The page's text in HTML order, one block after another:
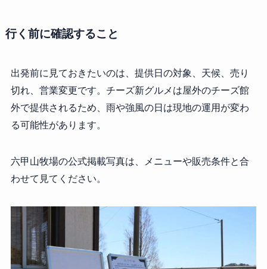
行く前に確認すること
出発前に見ておきたいのは、提供日の対象、天候、売り
切れ、営業変更です。チーズ新グルメは屋外のチーズ館
外で提供されるため、雨や強風の日は現地の運用が変わ
る可能性があります。
六甲山牧場の公式掲載写真は、メニューや販売条件と合
わせて見てください。